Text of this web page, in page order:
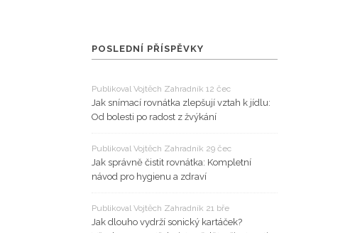
POSLEDNÍ PŘÍSPĚVKY
Publikoval Vojtěch Zahradník 12 čec
Jak snímací rovnátka zlepšují vztah k jídlu:
Od bolesti po radost z žvýkání
Publikoval Vojtěch Zahradník 29 čec
Jak správně čistit rovnátka: Kompletní
návod pro hygienu a zdraví
Publikoval Vojtěch Zahradník 21 bře
Jak dlouho vydrží sonický kartáček?